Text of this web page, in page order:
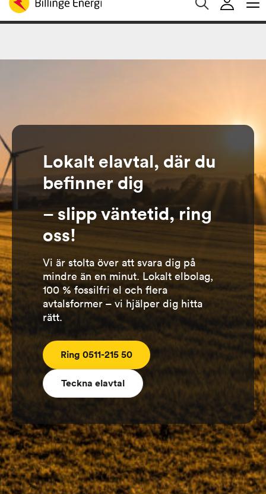
Aktuella elpriser Medelspotpris (1/08-9/08 (SE3): Spotpris just nu:
0
Lokalt elavtal, där du
befinner dig
– slipp väntetid, ring
oss!
Vi är stolta över att svara dig på
mindre än en minut. Lokalt elbolag,
100 % fossilfri el och flera
avtalsformer – vi hjälper dig hitta
rätt.
Ring 0511-215 50
Teckna elavtal